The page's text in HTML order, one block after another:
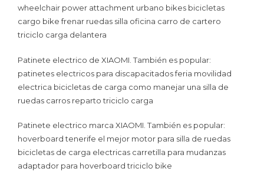
wheelchair power attachment urbano bikes bicicletas
cargo bike frenar ruedas silla oficina carro de cartero
triciclo carga delantera
Patinete electrico de XIAOMI. También es popular:
patinetes electricos para discapacitados feria movilidad
electrica bicicletas de carga como manejar una silla de
ruedas carros reparto triciclo carga
Patinete electrico marca XIAOMI. También es popular:
hoverboard tenerife el mejor motor para silla de ruedas
bicicletas de carga electricas carretilla para mudanzas
adaptador para hoverboard triciclo bike